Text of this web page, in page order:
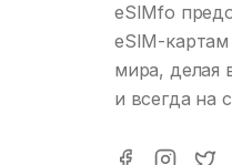
eSIMfo
eSIM-
мира, делая
и всегда на